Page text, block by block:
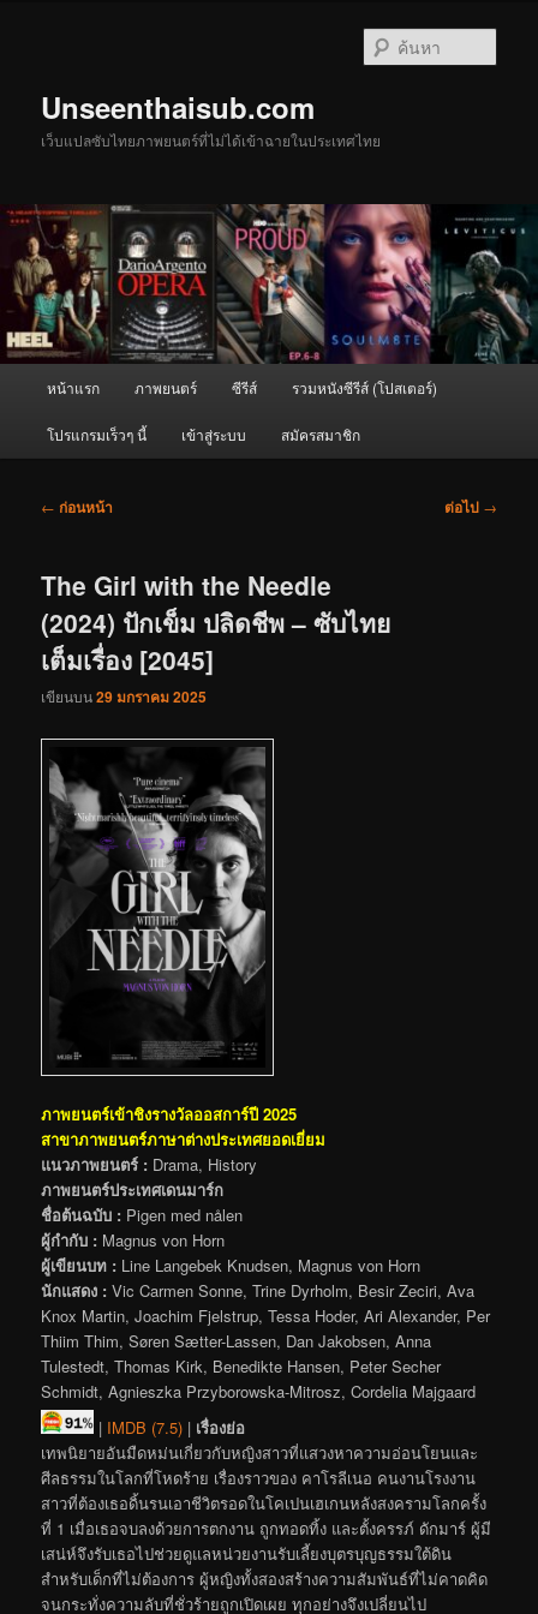
Unseenthaisub.com
เว็บแปลซับไทยภาพยนตร์ที่ไม่ได้เข้าฉายในประเทศไทย
หน้าแรก ภาพยนตร์ ซีรีส์ รวมหนังซีรีส์ (โปสเตอร์)
โปรแกรมเร็วๆ นี้ เข้าสู่ระบบ สมัครสมาชิก
เมนู
← ก่อนหน้า ต่อไป →
The Girl with the Needle
(2024) ปักเข็ม ปลิดชีพ – ซับไทย
เต็มเรื่อง [2045]
เขียนบน29 มกราคม 2025
ภาพยนตร์เข้าชิงรางวัลออสการ์ปี 2025
สาขาภาพยนตร์ภาษาต่างประเทศยอดเยี่ยม
แนวภาพยนตร์ : Drama, History
ภาพยนตร์ประเทศเดนมาร์ก
ชื่อต้นฉบับ : Pigen med nålen
ผู้กำกับ : Magnus von Horn
ผู้เขียนบท : Line Langebek Knudsen, Magnus von Horn
นักแสดง : Vic Carmen Sonne, Trine Dyrholm, Besir Zeciri, Ava
Knox Martin, Joachim Fjelstrup, Tessa Hoder, Ari Alexander, Per
Thiim Thim, Søren Sætter-Lassen, Dan Jakobsen, Anna
Tulestedt, Thomas Kirk, Benedikte Hansen, Peter Secher
Schmidt, Agnieszka Przyborowska-Mitrosz, Cordelia Majgaard
| IMDB (7.5) | เรื่องย่อ
เทพนิยายอันมืดหม่นเกี่ยวกับหญิงสาวที่แสวงหาความอ่อนโยนและ
ศีลธรรมในโลกที่โหดร้าย เรื่องราวของ คาโรลีเนอ คนงานโรงงาน
สาวที่ต้องเธอดิ้นรนเอาชีวิตรอดในโคเปนเฮเกนหลังสงครามโลกครั้ง
ที่ 1 เมื่อเธอจบลงด้วยการตกงาน ถูกทอดทิ้ง และตั้งครรภ์ ดักมาร์ ผู้มี
เสน่ห์จึงรับเธอไปช่วยดูแลหน่วยงานรับเลี้ยงบุตรบุญธรรมใต้ดิน
สำหรับเด็กที่ไม่ต้องการ ผู้หญิงทั้งสองสร้างความสัมพันธ์ที่ไม่คาดคิด
จนกระทั่งความลับที่ชั่วร้ายถูกเปิดเผย ทุกอย่างจึงเปลี่ยนไป